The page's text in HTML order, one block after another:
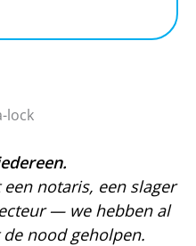
notaris, een slager
— we hebben al
nood geholpen.